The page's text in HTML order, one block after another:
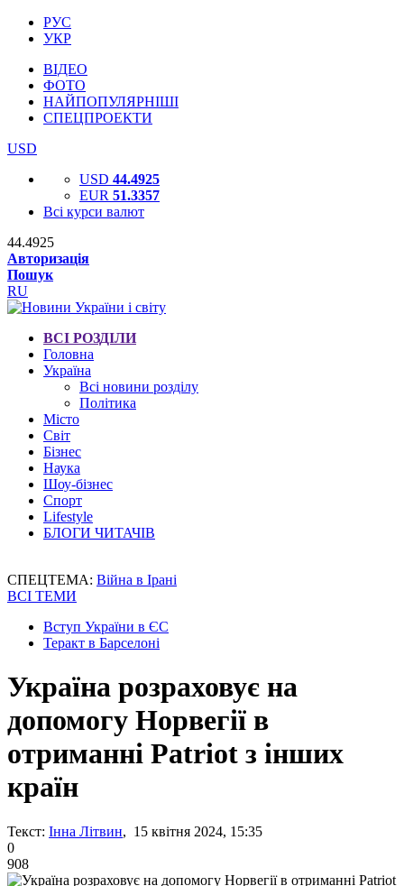
РУС
УКР
ВІДЕО
ФОТО
НАЙПОПУЛЯРНІШІ
СПЕЦПРОЕКТИ
USD
USD 44.4925
EUR 51.3357
Всі курси валют
44.4925
Авторизація
Пошук
RU
ВСІ РОЗДІЛИ
Головна
Україна
Всі новини розділу
Політика
Місто
Світ
Бізнес
Наука
Шоу-бізнес
Спорт
Lifestyle
БЛОГИ ЧИТАЧІВ
СПЕЦТЕМА: Війна в Ірані
ВСІ ТЕМИ
Вступ України в ЄС
Теракт в Барселоні
Україна розраховує на
допомогу Норвегії в
отриманні Patriot з інших
країн
Текст: Інна Літвин, 15 квітня 2024, 15:35
0
908